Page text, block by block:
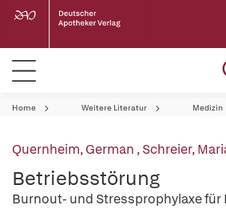
Home Weitere Literatur Medizin
Quernheim, German ,Schreier,
Betriebsstörung
Burnout- und Stressprophylaxe für